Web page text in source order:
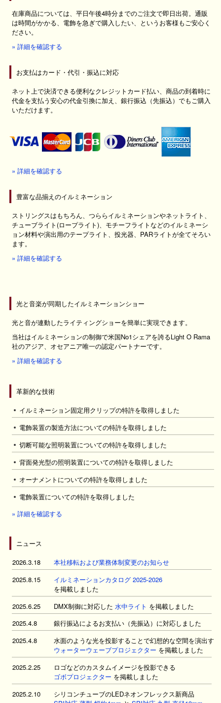
在庫商品については、平日午後4時分までのご注文で即日出荷。通販
は時間がかかる、電飾を急ぎで購入したい、というお客様もご安心く
ださい。
» 詳細を確認する
お支払はカード・代引・振込に対応
ネット上で決済できる便利なクレジットカード払い、商品の到着時に
代金を支払う安心の代金引換に加え、銀行振込（先振込）でもご購入
いただけます。
» 詳細を確認する
豊富な品揃えのイルミネーション
ストリングスはもちろん、つららイルミネーションやネットライト、
チューブライト(ロープライト)、モチーフライトなどのイルミネーシ
ョン材料や演出用のテープライト、投光器、PARライトが全てそろい
ます。
» 詳細を確認する
光と音楽が同期したイルミネーションショー
光と音が連動したライティングショーを簡単に実現できます。
当社はイルミネーションの制御で米国No1シェアを誇るLight O Rama
社のアジア、オセアニア唯一の認定パートナーです。
» 詳細を確認する
革新的な技術
イルミネーション固定用クリップの特許を取得しました
電飾装置の製造方法についての特許を取得しました
切断可能な照明装置についての特許を取得しました
背面発光型の照明装置についての特許を取得しました
オーナメントについての特許を取得しました
電飾装置についての特許を取得しました
» 詳細を確認する
ニュース
2026.3.18
本社移転および業務体制変更のお知らせ
2025.8.15
イルミネーションカタログ 2025-2026
を掲載しました
2025.6.25
DMX制御に対応した水中ライト を掲載しました
2025.4.8
銀行振込によるお支払い（先振込）に対応しました
2025.4.8
水面のような光を投影することで幻想的な空間を演出する
ウォーターウェーブプロジェクター を掲載しました
2025.2.25
ロゴなどのカスタムイメージを投影できる
ゴボプロジェクター を掲載しました
2025.2.10
シリコンチューブのLEDネオンフレックス新商品